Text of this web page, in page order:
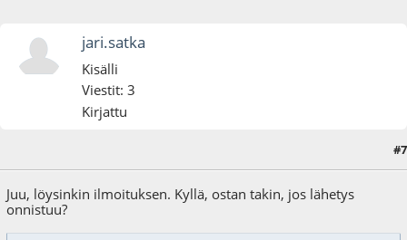
jari.satka
Kisälli
Viestit: 3
Kirjattu
#7
Juu, löysinkin ilmoituksen. Kyllä, ostan takin, jos lähetys
onnistuu?